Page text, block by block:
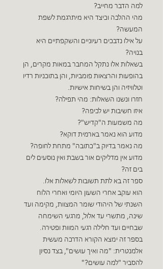
למה הדבר מחייב?
מהי ההלכה וכיצד היא מיתרגמת לשפת
המעשה?
על אילו נדבכים רעיוניים והשקפתיים היא
בנויה?
בשאלות אלו נתקל המחבר במאות מקרים, הן
בהופעות והרצאות פומביות, והן בתוכניות רדיו
וטלוויזיה והן בשיחות אישיות.
חזרו ונשנו השאלות: מהי תפילה?
איזו חשיבות יש לכיפה?
מה משמעות ה"קדיש"?
מדוע הוא נאמר בארמית דוקא?
מה נאמר בדיוק ב"כתובה" מתחת לחופה?
מדוע אין מדליקים אור בשבת ואין נוסעים לים
בים זה?
ספר זה בא לתת תשובות לשאלות אלו.
הוא עוקב אחרי השעון היומי ואחרי הלוח
השנתי של היהודי שומר המצוות, מקימה ועד
שינה, מתשרי עד אלול, מרגעי השימחה
שבחיים ועד חלילה רגעי המוות ופטירה.
בספר זה ימצא הקורא הדרכה מעשית
אלמנטרית: "מה ואיך עושים", בצד נסיון
להסביר "למה עושים?"